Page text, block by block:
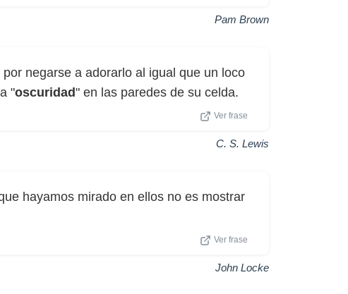
Pam Brown
negarse a adorarlo al igual que un loco
"oscuridad" en las paredes de su celda.
Ver frase
C. S. Lewis
hayamos mirado en ellos no es mostrar
Ver frase
John Locke